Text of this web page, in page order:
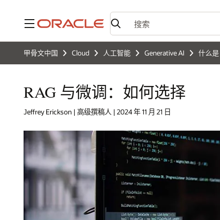
菜单
甲骨文中国 Cloud 人工智能 Generative AI 什么
RAG 与微调：如何选择
Jeffrey Erickson | 高级撰稿人 | 2024 年 11 月 21 日